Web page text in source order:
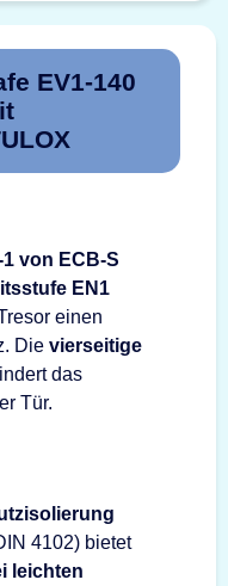
EV1-140
von ECB-S
EN1
einen
Die vierseitige
das
Tür.
4102) bietet
leichten